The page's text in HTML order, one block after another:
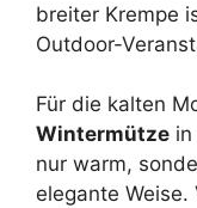
breiter Krempe
Outdoor-
Für die kalten
Wintermütze
nur warm,
elegante Weise.